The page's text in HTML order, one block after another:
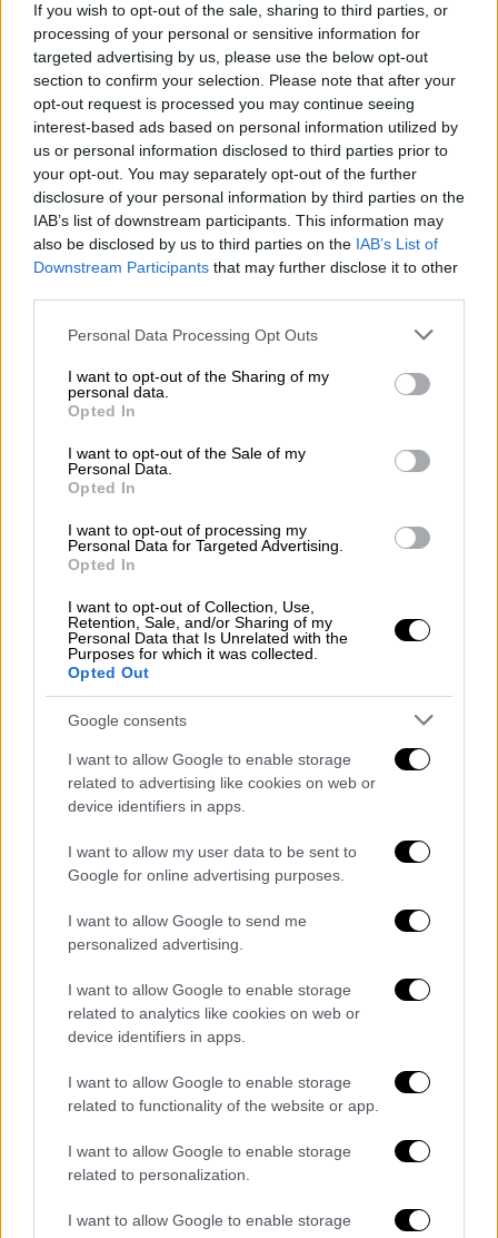
If you wish to opt-out of the sale, sharing to third parties, or
processing of your personal or sensitive information for
targeted advertising by us, please use the below opt-out
section to confirm your selection. Please note that after your
opt-out request is processed you may continue seeing
interest-based ads based on personal information utilized by
us or personal information disclosed to third parties prior to
your opt-out. You may separately opt-out of the further
disclosure of your personal information by third parties on the
IAB’s list of downstream participants. This information may
also be disclosed by us to third parties on the IAB’s List of
Downstream Participants that may further disclose it to other
Please note that this website/app uses one or more Google
not limited to your visit or usage behaviour. You may click to
grant or deny consent to Google and its third-party tags to
use your data for below specified purposes in below Google
consent section.
Personal Data Processing Opt Outs
I want to opt-out of the Sharing of my
personal data.
Opted In
I want to opt-out of the Sale of my
Personal Data.
Opted In
I want to opt-out of processing my
Personal Data for Targeted Advertising.
Opted In
I want to opt-out of Collection, Use,
Retention, Sale, and/or Sharing of my
Personal Data that Is Unrelated with the
Purposes for which it was collected.
Opted Out
Google consents
I want to allow Google to enable storage
related to advertising like cookies on web or
device identifiers in apps.
I want to allow my user data to be sent to
Google for online advertising purposes.
I want to allow Google to send me
personalized advertising.
I want to allow Google to enable storage
related to analytics like cookies on web or
device identifiers in apps.
I want to allow Google to enable storage
related to functionality of the website or app.
I want to allow Google to enable storage
related to personalization.
I want to allow Google to enable storage
Καιρός| 20.07.2026 22:25
Ο «χάρτης» του καύσωνα: Μπαίνουμε
στο πιο δύσκολο 48ωρο - Πού θα δείξει
41 βαθμούς και ο οδηγός-SOS
Σε κατάσταση κόκκινου συναγερμού
παραμένει η χώρα, καθώς το κύμα του
Πολιτική|15.07.2026 05:45
Πώς οι εξελίξεις στη Μέση Ανατολή
επηρεάζουν το πακέτο Μητσοτάκη στη
κρατά εφεδρείες